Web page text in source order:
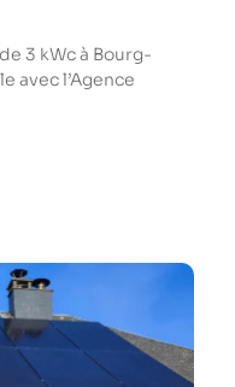
3 kWc à Bourg-
avec l’Agence